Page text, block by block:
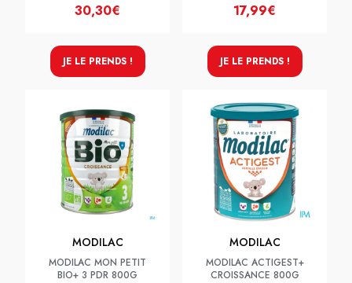
30,30€
JE LE PRENDS !
17,99€
JE LE PRENDS !
MODILAC
MODILAC MON PETIT
BIO+ 3 PDR 800G
MODILAC
MODILAC ACTIGEST+
CROISSANCE 800G